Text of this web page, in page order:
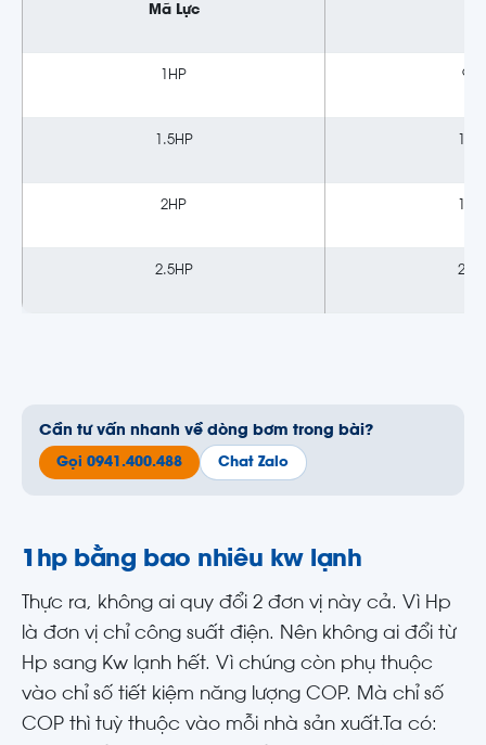
Mã Lực
1HP
1.5HP
2HP
2.5HP
Cần tư vấn nhanh về dòng bơm trong bài?
Gọi 0941.400.488 Chat Zalo
1hp bằng bao nhiêu kw lạnh
Thực ra, không ai quy đổi 2 đơn vị này cả. Vì Hp
là đơn vị chỉ công suất điện. Nên không ai đổi từ
Hp sang Kw lạnh hết. Vì chúng còn phụ thuộc
vào chỉ số tiết kiệm năng lượng COP. Mà chỉ số
COP thì tuỳ thuộc vào mỗi nhà sản xuất.Ta có: